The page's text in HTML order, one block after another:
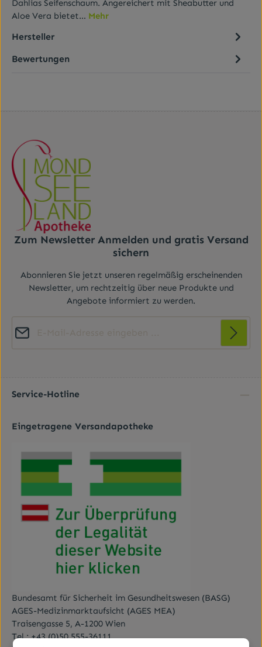
Dahlias Seifenschaum. Angereichert mit Sheabutter und
Aloe Vera bietet… Mehr
Hersteller
Bewertungen
Zum Newsletter Anmelden und gratis Versand
sichern
Abonnieren Sie jetzt unseren regelmäßig erscheinenden
Newsletter, um rechtzeitig über neue Produkte und
Angebote informiert zu werden.
Kenntnis genommen und die
gelesen und bin
Service-Hotline
Eingetragene Versandapotheke
Bundesamt für Sicherheit im Gesundheitswesen (BASG)
AGES-Medizinmarktaufsicht (AGES MEA)
Traisengasse 5, A-1200 Wien
Tel.:+43 (0)50 555-36111